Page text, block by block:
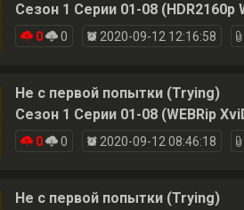
Сезон 1 Серии 01-08
0 0 2020-09-12 12:16:58
Не с первой попытки (Trying)
Сезон 1 Серии 01-08 (WEBRip
0 0 2020-09-12 08:46:18
Не с первой попытки (Trying)